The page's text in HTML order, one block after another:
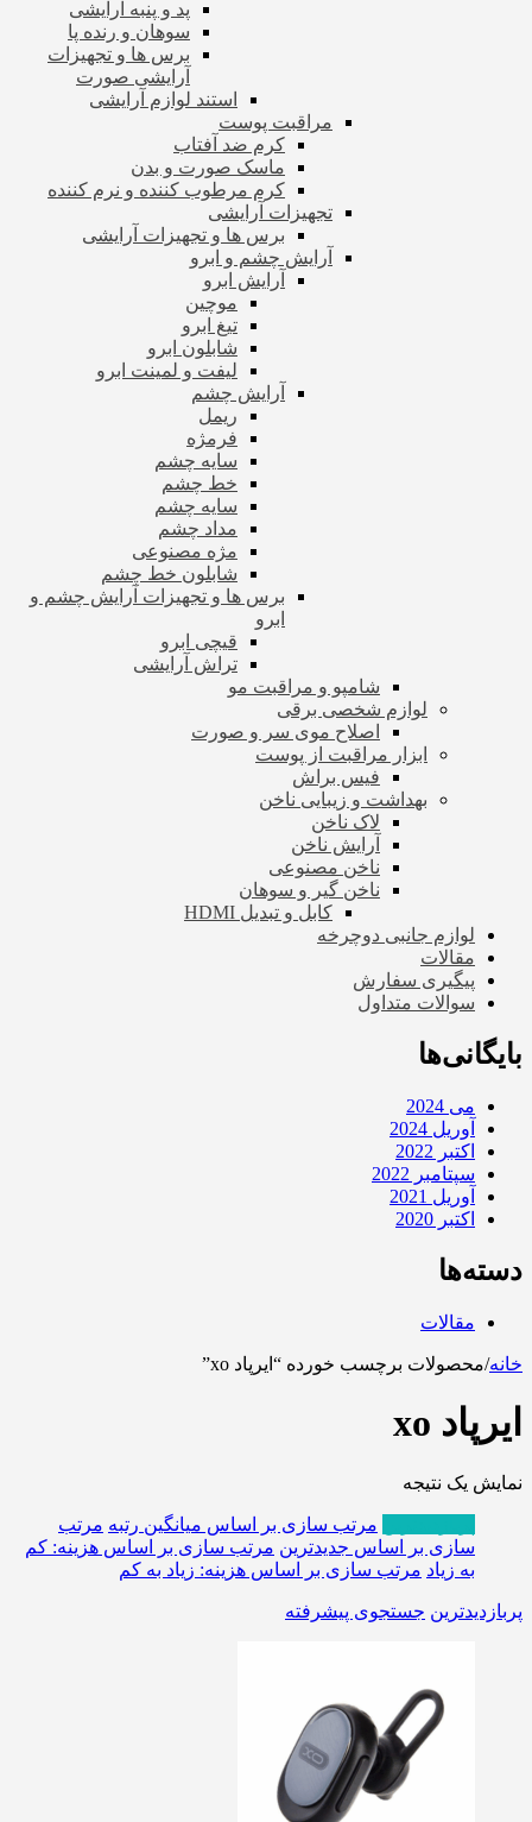
پد و پنبه آرایشی
سوهان و رنده پا
برس ها و تجهیزات
آرایشی صورت
استند لوازم آرایشی
مراقبت پوست
کرم ضد آفتاب
ماسک صورت و بدن
کرم مرطوب کننده و نرم کننده
تجهیزات آرایشی
برس ها و تجهیزات آرایشی
آرایش چشم و ابرو
آرایش ابرو
موچین
تیغ ابرو
شابلون ابرو
لیفت و لمینت ابرو
آرایش چشم
ریمل
فرمژه
سایه چشم
خط چشم
سایه چشم
مداد چشم
مژه مصنوعی
شابلون خط چشم
برس ها و تجهیزات آرایش چشم و
ابرو
قیچی ابرو
تراش آرایشی
شامپو و مراقبت مو
لوازم شخصی برقی
اصلاح موی سر و صورت
ابزار مراقبت از پوست
فیس براش
بهداشت و زیبایی ناخن
لاک ناخن
آرایش ناخن
ناخن مصنوعی
ناخن گیر و سوهان
کابل و تبدیل HDMI
لوازم جانبی دوچرخه
مقالات
پیگیری سفارش
سوالات متداول
بایگانی‌ها
می 2024
آوریل 2024
اکتبر 2022
سپتامبر 2022
آوریل 2021
اکتبر 2020
دسته‌ها
مقالات
خانه/محصولات برچسب خورده “ایرپاد xo”
ایرپاد xo
نمایش یک نتیجه
مرتب سازی بر اساس میانگین رتبه مرتب
سازی بر اساس جدیدترین مرتب سازی بر اساس هزینه: کم
به زیاد مرتب سازی بر اساس هزینه: زیاد به کم
پربازدیدترین جستجوی پیشرفته